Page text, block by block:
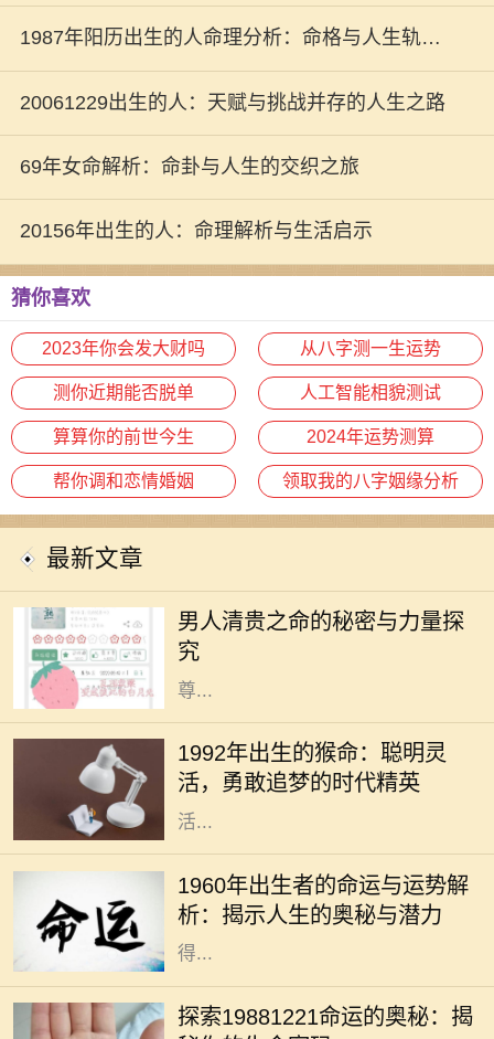
1987年阳历出生的人命理分析：命格与人生轨迹
探讨
20061229出生的人：天赋与挑战并存的人生之路
69年女命解析：命卦与人生的交织之旅
20156年出生的人：命理解析与生活启示
猜你喜欢
2023年你会发大财吗 从八字测一生运势
测你近期能否脱单 人工智能相貌测试
算算你的前世今生 2024年运势测算
帮你调和恋情婚姻 领取我的八字姻缘分析
最新文章
男人清贵之命的秘密与力量探
究
个独特而深含哲理的概念，通常被用
来形容那些人生道路顺畅、福德深厚
的男性。这一命理象征着人生中的
尊...
1992年出生的猴命：聪明灵
活，勇敢追梦的时代精英
1992年，对于许多人来说，它不仅仅
是一个年份，它象征着一代新人的诞
生。在中国传统文化中，1992年是猴
年，属猴的人被认为聪明、机智、灵
活...
1960年出生者的命运与运势解
析：揭示人生的奥秘与潜力
1960年，属于农历的庚子年，鼠年。
在中国传统文化中，出生年份与命运
有着密切的关系。对于1960年出生的
人来说，他们的命运和运势是一个值
得...
探索19881221命运的奥秘：揭
每个人的出生日期都蕴藏着独特的命
运密码。今天，我们将深入研究1988
年12月21日出生的朋友，解析他们的